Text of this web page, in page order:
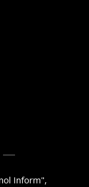
Inform",